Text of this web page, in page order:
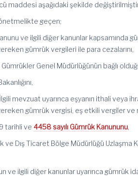
maddesi aşağıdaki şekilde
geçen;
ve ilgili diğer kanunlar kapsamında
gümrük vergileri ile para cezalarını,
Gümrükler Genel Müdürlüğünün bağlı
mevzuat uyarınca eşyanın ithali veya
gümrük vergisi, eş etkili vergiler ve
tarihli ve 4458 sayılı Gümrük Kanununu,
ve Dış Ticaret Bölge Müdürlüğü Uzlaşma
ve ilgili diğer kanunlar uyarınca gümrük